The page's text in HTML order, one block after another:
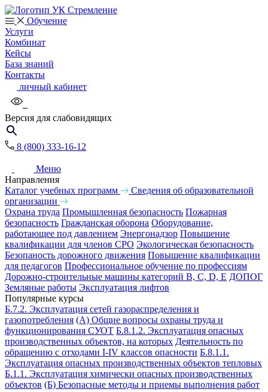
Обучение
Услуги
Комбинат
Кейсы
База знаний
Контакты
личный кабинет
Версия для слабовидящих
8 (800) 333-16-12
Меню
Направления
Каталог учебных программ
Сведения об образовательной
организации
Охрана труда Промышленная безопасность Пожарная
безопасность Гражданская оборона Оборудование,
работающее под давлением Энергонадзор Повышение
квалификации для членов СРО Экологическая безопасность
Безопаность дорожного движения Повышение квалификации
для педагогов Профессиональное обучение по профессиям
Дорожно-строительные машины категорий B, C, D, E ДОПОГ
Земляные работы Эксплуатация лифтов
Популярные курсы
Б.7.2. Эксплуатация сетей газораспределения и
газопотребления (А) Общие вопросы охраны труда и
функционирования СУОТ Б.8.1.2. Эксплуатация опасных
производственных объектов, на которых Деятельность по
обращению с отходами I-IV классов опасности Б.8.1.1.
Эксплуатация опасных производственных объектов тепловых
Б.1.1. Эксплуатация химически опасных производственных
объектов (Б) Безопасные методы и приемы выполнения работ